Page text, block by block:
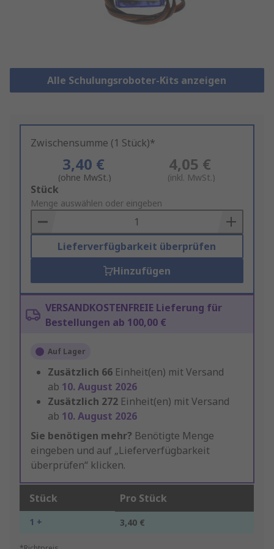
Alle Schulungsroboter-Kits anzeigen
Zwischensumme (1 Stück)*
3,40 €
(ohne MwSt.)
4,05 €
(inkl. MwSt.)
Add
to
Basket
Stück
Menge auswählen oder eingeben
Lieferverfügbarkeit überprüfen
Hinzufügen
VERSANDKOSTENFREIE Lieferung für
Bestellungen ab 100,00 €
Auf Lager
Zusätzlich 66 Einheit(en) mit Versand
ab 10. August 2026
Zusätzlich 272 Einheit(en) mit Versand
ab 10. August 2026
Sie benötigen mehr? Benötigte Menge
eingeben und auf „Lieferverfügbarkeit
überprüfen“ klicken.
Stück Pro Stück
1 + 3,40 €